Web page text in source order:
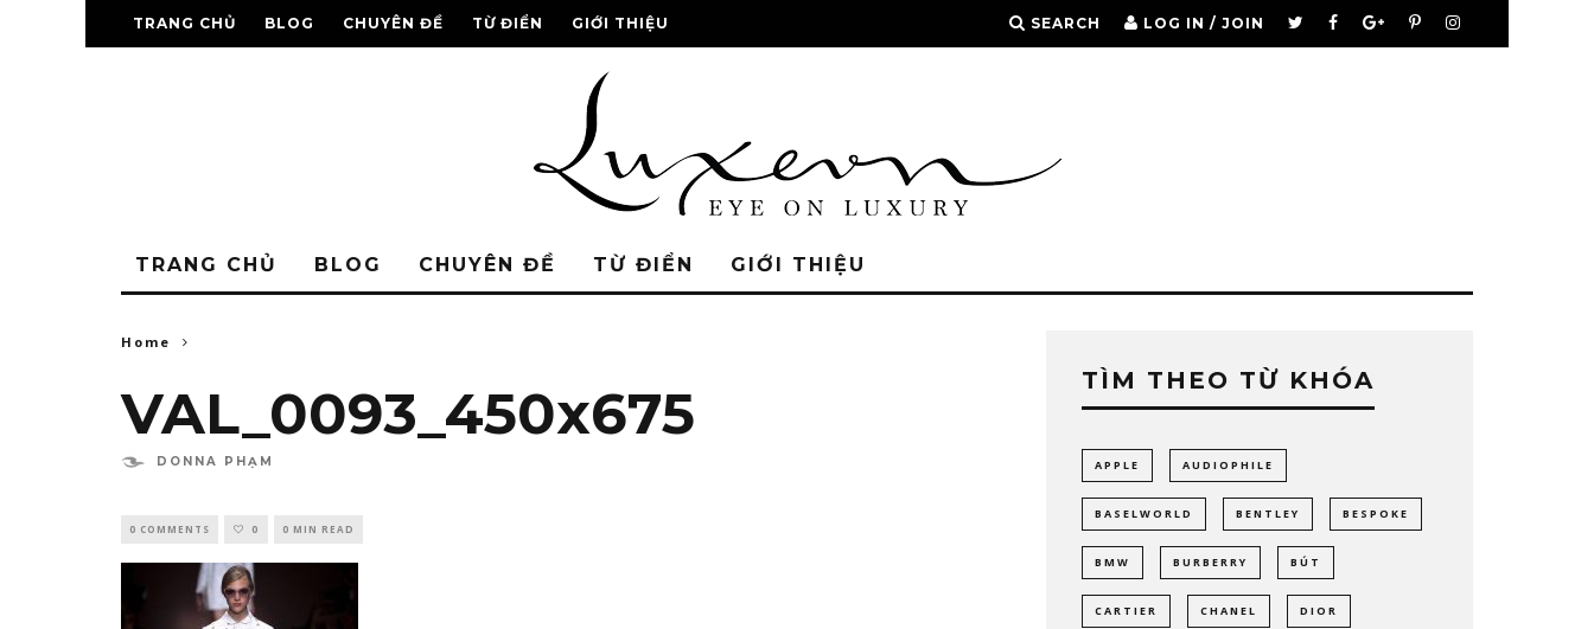
TRANG CHỦ BLOG CHUYÊN ĐỀ TỪ ĐIỂN GIỚI THIỆU SEARCH LOG IN / JOIN
TRANG CHỦ BLOG CHUYÊN ĐỀ TỪ ĐIỂN GIỚI THIỆU
Home
VAL_0093_450x675
DONNA PHẠM
0 COMMENTS 0 0 MIN READ
TÌM THEO TỪ KHÓA
APPLE AUDIOPHILE
BASELWORLD BENTLEY BESPOKE
BMW BURBERRY BÚT
CARTIER CHANEL DIOR